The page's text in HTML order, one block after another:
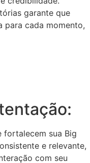
garante que
para cada momento,
fortalecem sua Big
e relevante,
com seu